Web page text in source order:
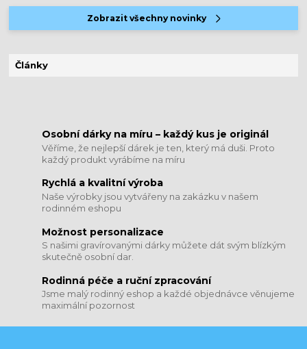
Zobrazit všechny novinky
Články
​​​​​​​Osobní dárky na míru – každý kus je originál
Věříme, že nejlepší dárek je ten, který má duši. Proto
každý produkt vyrábíme na míru
Rychlá a kvalitní výroba
Naše výrobky jsou vytvářeny na zakázku v našem
rodinném eshopu
Možnost personalizace
S našimi gravírovanými dárky můžete dát svým blízkým
skutečně osobní dar.
​​​​​​​Rodinná péče a ruční zpracování
Jsme malý rodinný eshop a každé objednávce věnujeme
maximální pozornost